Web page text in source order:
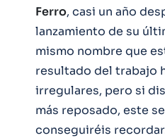
Ferro, casi un año
lanzamiento de su
mismo nombre que
resultado del trabajo
irregulares, pero si
más reposado, este
conseguiréis